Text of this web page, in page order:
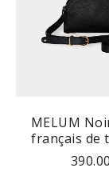
MELUM
français de
390.00